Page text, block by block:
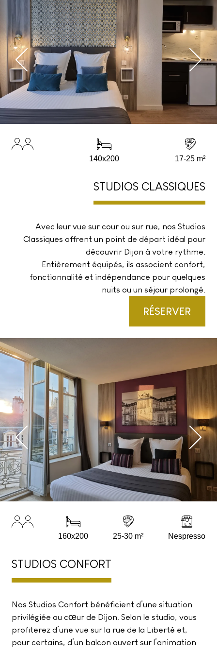
140x200 17-25 m²
STUDIOS CLASSIQUES
Avec leur vue sur cour ou sur rue, nos Studios
Classiques offrent un point de départ idéal pour
découvrir Dijon à votre rythme.
Entièrement équipés, ils associent confort,
fonctionnalité et indépendance pour quelques
nuits ou un séjour prolongé.
RÉSERVER
160x200 25-30 m² Nespresso
STUDIOS CONFORT
Nos Studios Confort bénéficient d’une situation
privilégiée au cœur de Dijon. Selon le studio, vous
profiterez d’une vue sur la rue de la Liberté et,
pour certains, d’un balcon ouvert sur l’animation